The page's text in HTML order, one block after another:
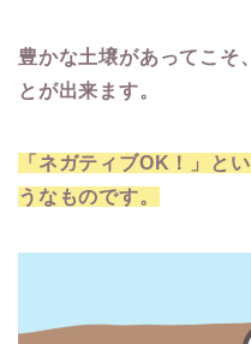
豊かな土壌があってこそ
とが出来ます。
「ネガティブOK！」と
うなものです。